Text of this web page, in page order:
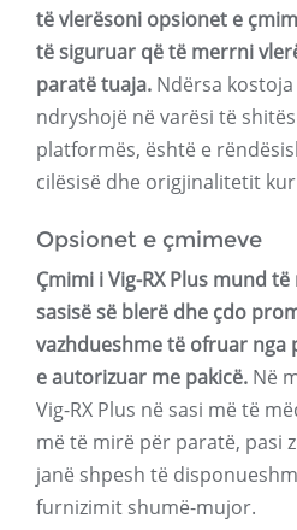
të vlerësoni opsionet e
të siguruar që të merrni
paratë tuaja. Ndërsa kostoja
ndryshojë në varësi të
platformës, është e
cilësisë dhe origjinalitetit
Opsionet e çmimeve
Çmimi i Vig-RX Plus mund
sasisë së blerë dhe çdo
vazhdueshme të ofruar nga
e autorizuar me pakicë. Në
Vig-RX Plus në sasi më të
më të mirë për paratë, pasi
janë shpesh të
furnizimit shumë-mujor.